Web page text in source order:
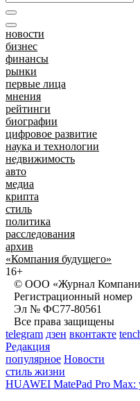
новости
бизнес
финансы
рынки
первые лица
мнения
рейтинги
биографии
цифровое развитие
наука и технологии
недвижимость
авто
медиа
крипта
стиль
политика
расследования
архив
«Компания будущего»
16+
© ООО «Журнал
Регистрационный номер
Эл № ФС77-80561
Все права защищены
telegram дзен вконтакте
Редакция
популярное Новости
стиль жизни
HUAWEI MatePad Pro Max: